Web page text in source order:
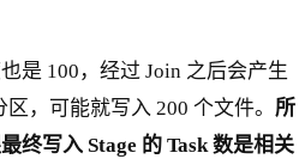
是 100，经过 Join 之后会产生
，可能就写入 200 个文件。 所
终写入 Stage 的 Task 数是相关